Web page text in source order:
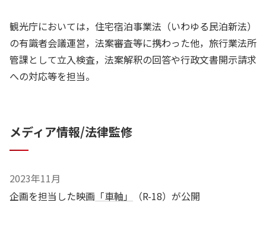
観光庁においては，住宅宿泊事業法（いわゆる民泊新法）
の有識者会議運営，法案審査等に携わった他，旅行業法所
管課として立入検査，法案解釈の回答や行政文書開示請求
への対応等を担当。
メディア情報/法律監修
2023年11月
企画を担当した映画 「車軸」 （R-18）が公開